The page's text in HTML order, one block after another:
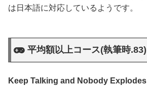
は日本語に対応しているようです。
平均額以上コース(執筆時.83)
Keep Talking and Nobody Explodes